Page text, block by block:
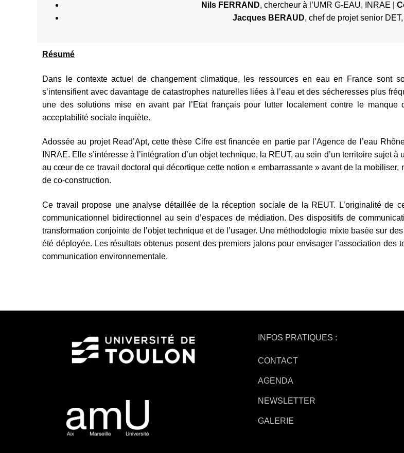
Nils FERRAND, chercheur à l’UMR G-EAU, INRAE |
Jacques BERAUD, chef de projet senior DET,
Résumé
Dans le contexte actuel de changement climatique, les ressources en eau en France sont
s’intensifient avec davantage de catastrophes naturelles liées à l’eau et des sécheresses plus
une des solutions mise en avant par l’Etat français pour lutter localement contre le
acceptabilité sociale inquiète.
Adossée au projet Read’Apt, cette thèse Cifre est financée en partie par l’Agence de l’eau
INRAE. Elle s’intéresse à l’intégration d’un objet technique, la REUT, au sein d’un territoire sujet
au cœur de ce travail doctoral qui décortique cette notion « embarrassante » avant de la
de co-construction.
Ce travail propose une analyse détaillée de la réception sociale de la REUT. L’originalité de
communicationnel bidirectionnel au sein d’espaces de médiation. Des dispositifs de
transformation conjointe de l’objet technique et de l’usager. Une méthodologie mixte basée sur
été déployée. Les résultats obtenus posent des premiers jalons pour envisager l’association
communication environnementale.
INFOS PRATIQUES :
CONTACT
AGENDA
NEWSLETTER
GALERIE